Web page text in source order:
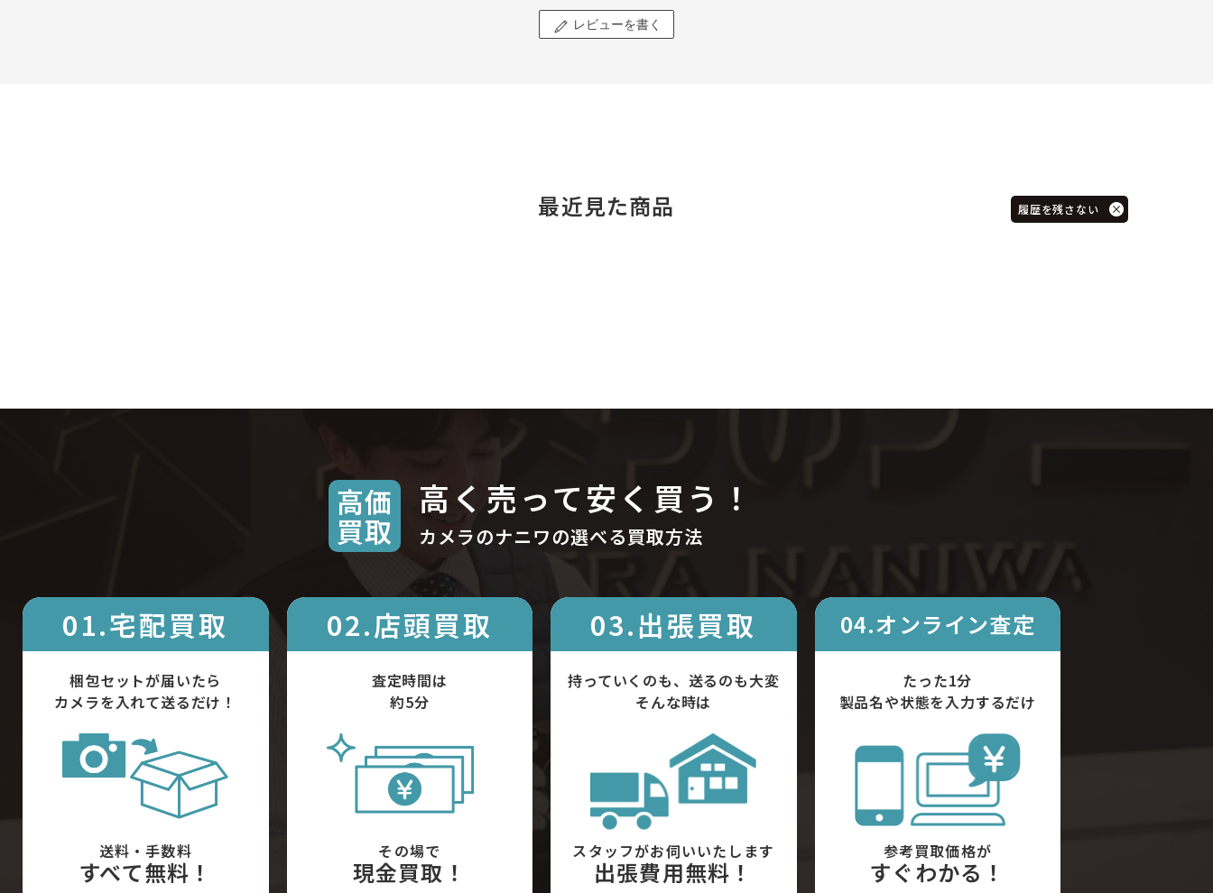
レビューを書く
最近見た商品 履歴を残さない
高価
買取
高く売って安く買う！
カメラのナニワの選べる買取方法
01.宅配買取
梱包セットが届いたら
カメラを入れて送るだけ！
送料・手数料
すべて無料！
02.店頭買取
査定時間は
約5分
その場で
現金買取！
03.出張買取
持っていくのも、送るのも大変
そんな時は
スタッフがお伺いいたします
出張費用無料！
04.オンライン査定
たった1分
製品名や状態を入力するだけ
参考買取価格が
すぐわかる！